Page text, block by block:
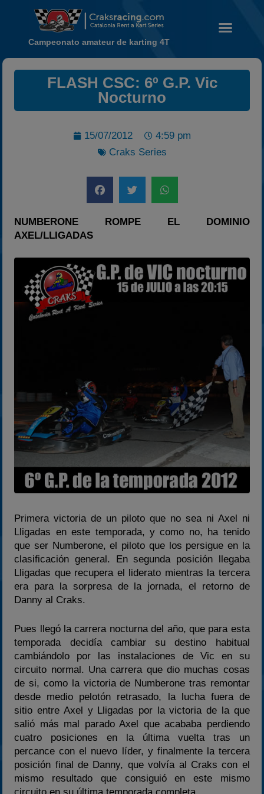
Noticias
Calendario
Carreras finalizadas
Campeonato
2024
2025
Campeonato amateur de karting 4T
FLASH CSC: 6º G.P. Vic
Nocturno
15/07/2012
4:59 pm
Craks Series
NUMBERONE ROMPE EL DOMINIO
AXEL/LLIGADAS
Primera victoria de un piloto que no sea ni Axel ni
Lligadas en este temporada, y como no, ha tenido
que ser Numberone, el piloto que los persigue en la
clasificación general. En segunda posición llegaba
Lligadas que recupera el liderato mientras la tercera
era para la sorpresa de la jornada, el retorno de
Danny al Craks.
Pues llegó la carrera nocturna del año, que para esta
temporada decidía cambiar su destino habitual
cambiándolo por las instalaciones de Vic en su
circuito normal. Una carrera que dio muchas cosas
de si, como la victoria de Numberone tras remontar
desde medio pelotón retrasado, la lucha fuera de
sitio entre Axel y Lligadas por la victoria de la que
salió más mal parado Axel que acababa perdiendo
cuatro posiciones en la última vuelta tras un
percance con el nuevo líder, y finalmente la tercera
posición final de Danny, que volvía al Craks con el
mismo resultado que consiguió en este mismo
circuito en su última temporada completa.